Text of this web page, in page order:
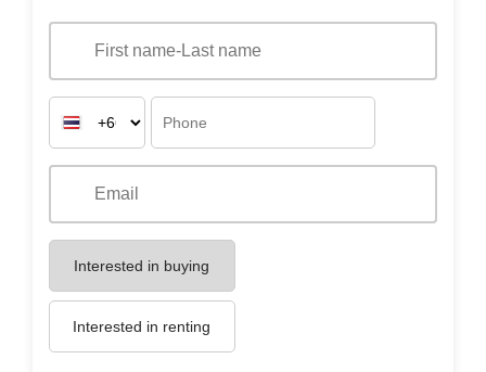
Interested in buying
Interested in renting